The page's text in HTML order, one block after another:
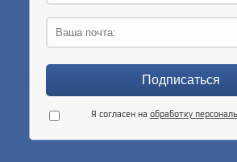
Я согласен на обработку